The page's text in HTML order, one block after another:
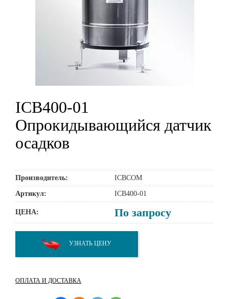
ICB400-01
Опрокидывающийся датчик
осадков
Производитель: ICBCOM
Артикул: ICB400-01
ЦЕНА: По запросу
УЗНАТЬ ЦЕНУ
ОПЛАТА И ДОСТАВКА